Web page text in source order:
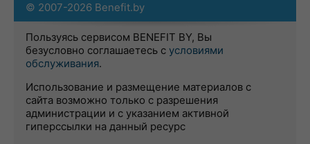
© 2007-2026 Benefit.by
Пользуясь сервисом BENEFIT BY, Вы
безусловно соглашаетесь с условиями
обслуживания.
Использование и размещение материалов с
сайта возможно только с разрешения
администрации и с указанием активной
гиперссылки на данный ресурс